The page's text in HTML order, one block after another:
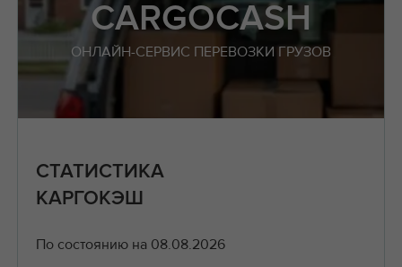
CARGOCASH
ОНЛАЙН-СЕРВИС ПЕРЕВОЗКИ ГРУЗОВ
СТАТИСТИКА
КАРГОКЭШ
По состоянию на 08.08.2026